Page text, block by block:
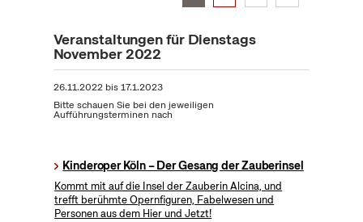
Veranstaltungen für Dienstags
November 2022
26.11.2022bis17.1.2023
Bitte schauen Sie bei den jeweiligen
Aufführungsterminen nach
Kinderoper Köln – Der Gesang der Zauberinsel
Kommt mit auf die Insel der Zauberin Alcina, und
trefft berühmte Opernfiguren, Fabelwesen und
Personen aus dem Hier und Jetzt!